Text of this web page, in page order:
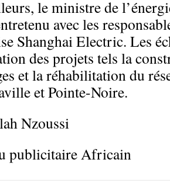
le ministre de
avec les
Shanghai Electric. Les
des projets tels la
et la réhabilitation du
et Pointe-Noire.
Nzoussi
publicitaire Africain